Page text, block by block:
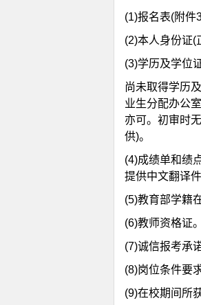
(1)报名表(附件
(2)本人身份证(
(3)学历及学位
尚未取得学历
业生分配办公
亦可。初审时
供)。
(4)成绩单和绩
提供中文翻译件
(5)教育部学籍
(6)教师资格证
(7)诚信报考承
(8)岗位条件要
(9)在校期间所